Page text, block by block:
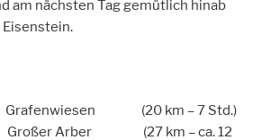
am nächsten Tag gemütlich hinab
Eisenstein.
Grafenwiesen (20 km – 7 Std.)
Großer Arber (27 km – ca. 12